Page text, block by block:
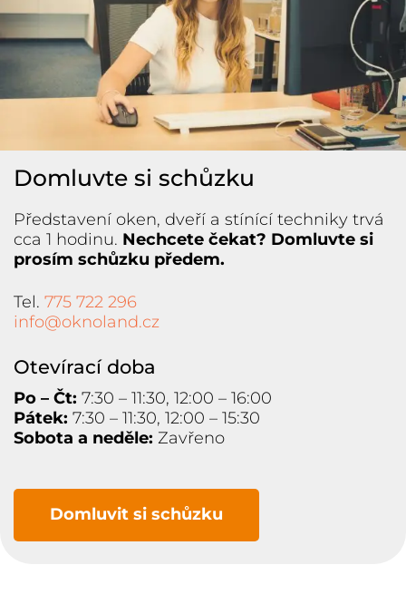
Domluvte si schůzku
Představení oken, dveří a stínící techniky trvá
cca 1 hodinu. Nechcete čekat? Domluvte si
prosím schůzku předem.
Tel. 775 722 296
info@oknoland.cz
Otevírací doba
Po – Čt: 7:30 – 11:30, 12:00 – 16:00
Pátek: 7:30 – 11:30, 12:00 – 15:30
Sobota a neděle: Zavřeno
Domluvit si schůzku